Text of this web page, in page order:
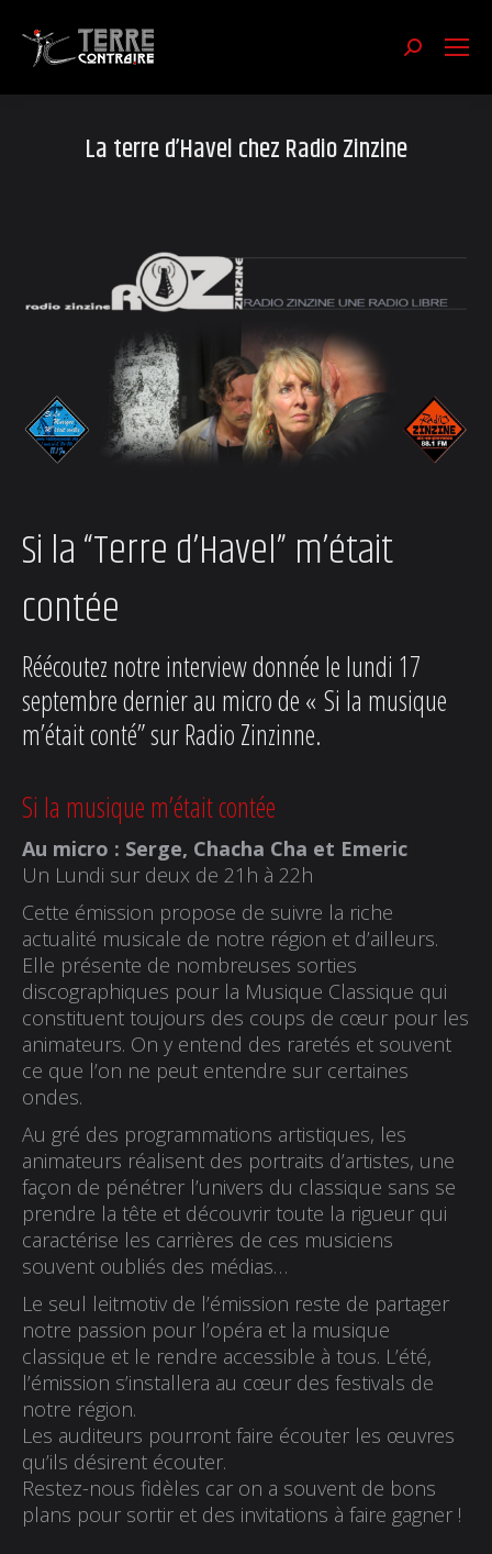
La terre d’Havel chez Radio Zinzine
Si la “Terre d’Havel” m’était
contée
Réécoutez notre interview donnée le lundi 17
septembre dernier au micro de « Si la musique
m’était conté” sur Radio Zinzinne.
Si la musique m’était contée
Au micro : Serge, Chacha Cha et Emeric
Un Lundi sur deux de 21h à 22h
Cette émission propose de suivre la riche
actualité musicale de notre région et d’ailleurs.
Elle présente de nombreuses sorties
discographiques pour la Musique Classique qui
constituent toujours des coups de cœur pour les
animateurs. On y entend des raretés et souvent
ce que l’on ne peut entendre sur certaines
ondes.
Au gré des programmations artistiques, les
animateurs réalisent des portraits d’artistes, une
façon de pénétrer l’univers du classique sans se
prendre la tête et découvrir toute la rigueur qui
caractérise les carrières de ces musiciens
souvent oubliés des médias…
Le seul leitmotiv de l’émission reste de partager
notre passion pour l’opéra et la musique
classique et le rendre accessible à tous. L’été,
l’émission s’installera au cœur des festivals de
notre région.
Les auditeurs pourront faire écouter les œuvres
qu’ils désirent écouter.
Restez-nous fidèles car on a souvent de bons
plans pour sortir et des invitations à faire gagner !